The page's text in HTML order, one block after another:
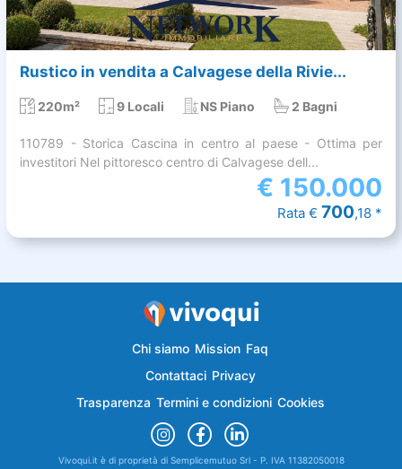
Rustico in vendita a Calvagese della Rivie...
220m² 9 Locali NS Piano 2 Bagni
110789 - Storica Cascina in centro al paese - Ottima per
investitori Nel pittoresco centro di Calvagese dell...
€ 150.000
Rata € 700,18 *
Chi siamo Mission Faq
Contattaci Privacy
Trasparenza Termini e condizioni Cookies
Vivoqui.it è di proprietà di Semplicemutuo Srl - P. IVA 11382050018